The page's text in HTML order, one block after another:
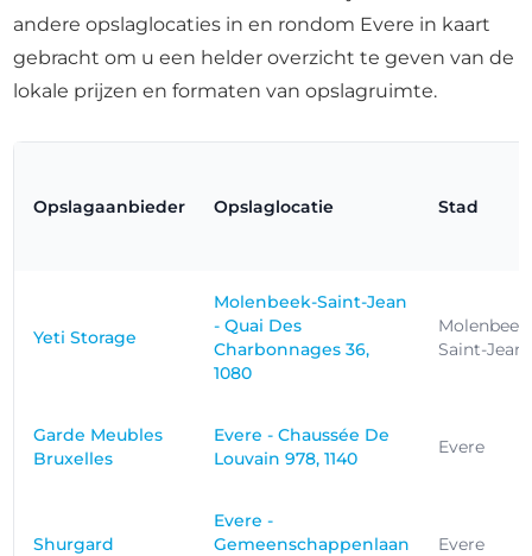
andere opslaglocaties in en rondom Evere in kaart
gebracht om u een helder overzicht te geven van de
lokale prijzen en formaten van opslagruimte.
Opslagaanbieder Opslaglocatie Stad
Yeti Storage
Molenbeek-Saint-Jean
- Quai Des
Charbonnages 36,
1080
Saint-Jean
Garde Meubles
Bruxelles
Evere - Chaussée De
Louvain 978, 1140
Evere
Shurgard
Evere -
Gemeenschappenlaan
Evere